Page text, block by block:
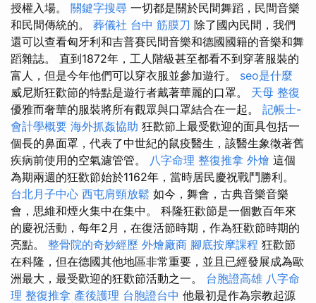
授權入場。 關鍵字搜尋 一切都是關於民間舞蹈，民間音樂
和民間傳統的。 葬儀社 台中 筋膜刀 除了國內民間，我們
還可以查看匈牙利和吉普賽民間音樂和德國國籍的音樂和舞
蹈雜誌。 直到1872年，工人階級甚至都看不到穿著服裝的
富人，但是今年他們可以穿衣服並參加遊行。 seo是什麼
威尼斯狂歡節的特點是遊行者戴著華麗的口罩。 天母 整復
優雅而奢華的服裝將所有觀眾與口罩結合在一起。 記帳士-
會計學概要 海外抓姦協助 狂歡節上最受歡迎的面具包括一
個長的鼻面罩，代表了中世紀的鼠疫醫生，該醫生象徵著舊
疾病前使用的空氣濾管管。 八字命理 整復推拿 外燴 這個
為期兩週的狂歡節始於1162年，當時居民慶祝戰鬥勝利。
台北月子中心 西屯肩頸放鬆 如今，舞會，古典音樂音樂
會，思維和煙火集中在集中。 科隆狂歡節是一個數百年來
的慶祝活動，每年2月，在復活節時期，作為狂歡節時期的
亮點。 整骨院的奇妙經歷 外燴廠商 腳底按摩課程 狂歡節
在科隆，但在德國其他地區非常重要，並且已經發展成為歐
洲最大，最受歡迎的狂歡節活動之一。 台胞證高雄 八字命
理 整復推拿 產後護理 台胞證台中 他最初是作為宗教起源